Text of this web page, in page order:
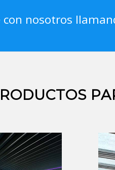
con nosotros